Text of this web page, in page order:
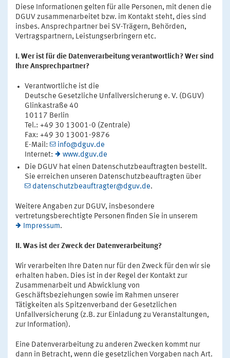
Diese Informationen gelten für alle Personen, mit denen die
DGUV zusammenarbeitet bzw. im Kontakt steht, dies sind
insbes. Ansprechpartner bei SV-Trägern, Behörden,
Vertragspartnern, Leistungserbringern etc.
I. Wer ist für die Datenverarbeitung verantwortlich? Wer sind
Ihre Ansprechpartner?
Verantwortliche ist die
Deutsche Gesetzliche Unfallversicherung e. V. (DGUV)
Glinkastraße 40
10117 Berlin
Tel.: +49 30 13001-0 (Zentrale)
Fax: +49 30 13001-9876
E-Mail:
info@dguv.de
Internet:
www.dguv.de
Die DGUV hat einen Datenschutzbeauftragten bestellt.
Sie erreichen unseren Datenschutzbeauftragten über
datenschutzbeauftragter@dguv.de.
Weitere Angaben zur DGUV, insbesondere
vertretungsberechtigte Personen finden Sie in unserem
Impressum.
II. Was ist der Zweck der Datenverarbeitung?
Wir verarbeiten Ihre Daten nur für den Zweck für den wir sie
erhalten haben. Dies ist in der Regel der Kontakt zur
Zusammenarbeit und Abwicklung von
Geschäftsbeziehungen sowie im Rahmen unserer
Tätigkeiten als Spitzenverband der Gesetzlichen
Unfallversicherung (z.B. zur Einladung zu Veranstaltungen,
zur Information).
Eine Datenverarbeitung zu anderen Zwecken kommt nur
dann in Betracht, wenn die gesetzlichen Vorgaben nach Art.